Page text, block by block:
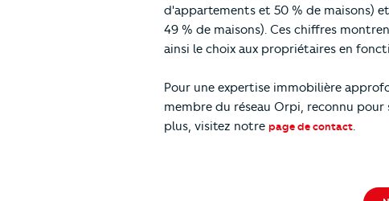
d'appartements et 50 % de maisons)
49 % de maisons). Ces chiffres
ainsi le choix aux propriétaires en
Pour une expertise immobilière
membre du réseau Orpi, reconnu pour
plus, visitez notre page de contact.